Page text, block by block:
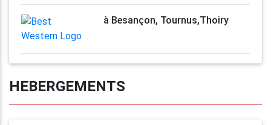
à Besançon, Tournus,Thoiry
HEBERGEMENTS